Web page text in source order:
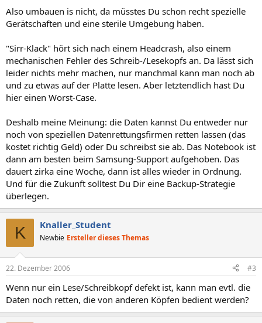
Also umbauen is nicht, da müsstes Du schon recht spezielle
Gerätschaften und eine sterile Umgebung haben.
"Sirr-Klack" hört sich nach einem Headcrash, also einem
mechanischen Fehler des Schreib-/Lesekopfs an. Da lässt sich
leider nichts mehr machen, nur manchmal kann man noch ab
und zu etwas auf der Platte lesen. Aber letztendlich hast Du
hier einen Worst-Case.
Deshalb meine Meinung: die Daten kannst Du entweder nur
noch von speziellen Datenrettungsfirmen retten lassen (das
kostet richtig Geld) oder Du schreibst sie ab. Das Notebook ist
dann am besten beim Samsung-Support aufgehoben. Das
dauert zirka eine Woche, dann ist alles wieder in Ordnung.
Und für die Zukunft solltest Du Dir eine Backup-Strategie
überlegen.
K Knaller_Student
Newbie Ersteller dieses Themas
22. Dezember 2006 #3
Wenn nur ein Lese/Schreibkopf defekt ist, kann man evtl. die
Daten noch retten, die von anderen Köpfen bedient werden?